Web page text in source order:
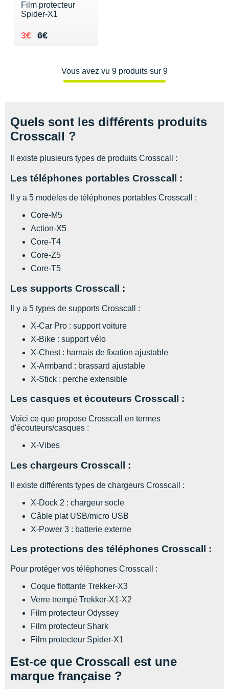
Film protecteur
Spider-X1
6€
Au lieu de 6€
3€
Vendu 3€
Vous avez vu 9 produits sur 9
Quels sont les différents produits
Crosscall ?
Il existe plusieurs types de produits Crosscall :
Les téléphones portables Crosscall :
Il y a 5 modèles de téléphones portables Crosscall :
Core-M5
Action-X5
Core-T4
Core-Z5
Core-T5
Les supports Crosscall :
Il y a 5 types de supports Crosscall :
X-Car Pro : support voiture
X-Bike : support vélo
X-Chest : harnais de fixation ajustable
X-Armband : brassard ajustable
X-Stick : perche extensible
Les casques et écouteurs Crosscall :
Voici ce que propose Crosscall en termes
d'écouteurs/casques :
X-Vibes
Les chargeurs Crosscall :
Il existe différents types de chargeurs Crosscall :
X-Dock 2 : chargeur socle
Câble plat USB/micro USB
X-Power 3 : batterie externe
Les protections des téléphones Crosscall :
Pour protéger vos téléphones Crosscall :
Coque flottante Trekker-X3
Verre trempé Trekker-X1-X2
Film protecteur Odyssey
Film protecteur Shark
Film protecteur Spider-X1
Est-ce que Crosscall est une
marque française ?
Raidlight
Scott
Speedo
Suunto
Ta Energy
Thuasne
Withings
X-Socks
+ Voir toutes les marques